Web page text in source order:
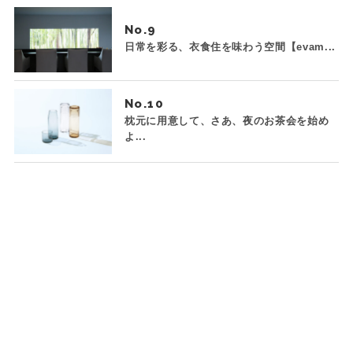
No.
日常を彩る、衣食住を味わう空間【evam...
No.
枕元に用意して、さあ、夜のお茶会を始め
よ...